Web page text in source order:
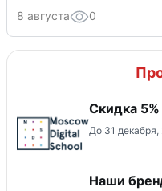
8 августа 0
Скидка 5%
До 31 декабря,
Наши